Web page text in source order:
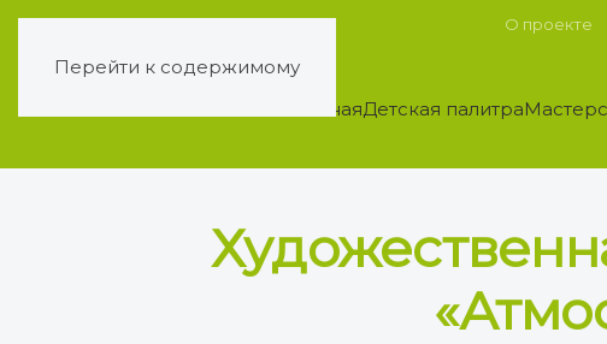
Перейти к содержимому
О проекте
ГлавнаяДетская палитра